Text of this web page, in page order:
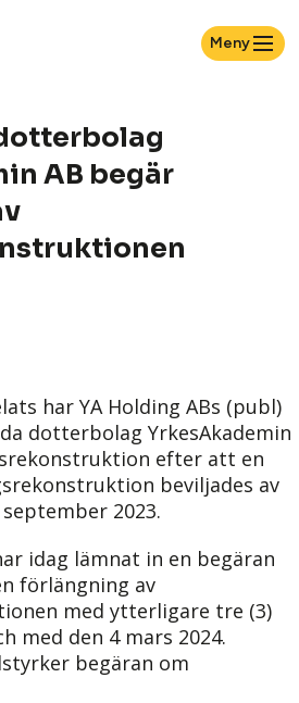
Meny
AB begär
har YA Holding ABs (publ)
dotterbolag YrkesAkademin
efter att en
beviljades av
2023.
idag lämnat in en begäran
förlängning av
med ytterligare tre (3)
med den 4 mars 2024.
begäran om